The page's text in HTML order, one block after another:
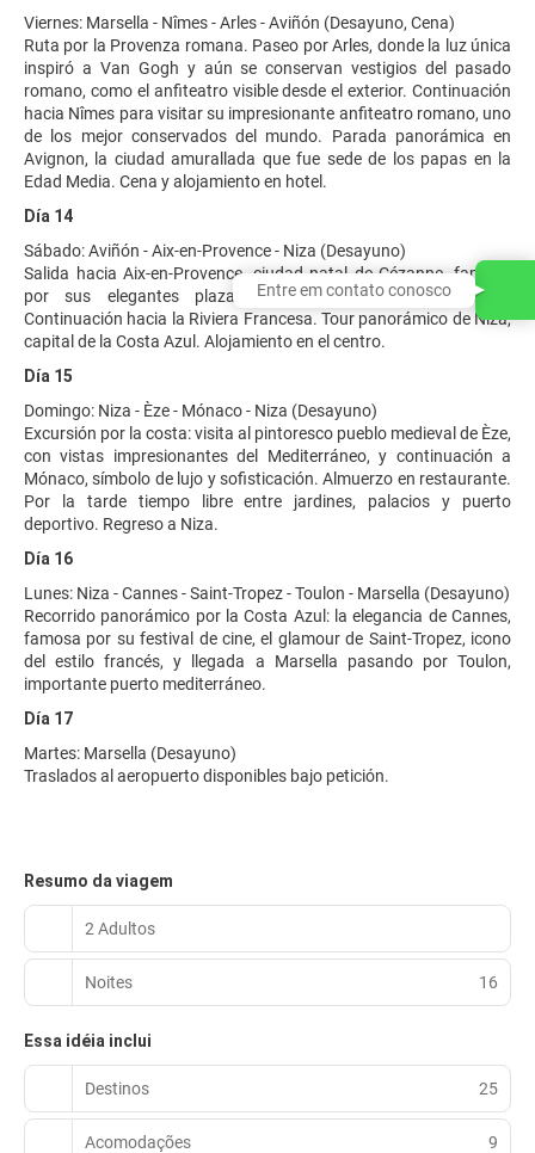
Viernes: Marsella - Nîmes - Arles - Aviñón (Desayuno, Cena)
Ruta por la Provenza romana. Paseo por Arles, donde la luz única
inspiró a Van Gogh y aún se conservan vestigios del pasado
romano, como el anfiteatro visible desde el exterior. Continuación
hacia Nîmes para visitar su impresionante anfiteatro romano, uno
de los mejor conservados del mundo. Parada panorámica en
Avignon, la ciudad amurallada que fue sede de los papas en la
Edad Media. Cena y alojamiento en hotel.
Día 14
Sábado: Aviñón - Aix-en-Provence - Niza (Desayuno)
Salida hacia Aix-en-Provence, ciudad natal de Cézanne, famosa
por sus elegantes plazas, fuentes y ambiente refinado.
Continuación hacia la Riviera Francesa. Tour panorámico de Niza,
capital de la Costa Azul. Alojamiento en el centro.
Día 15
Domingo: Niza - Èze - Mónaco - Niza (Desayuno)
Excursión por la costa: visita al pintoresco pueblo medieval de Èze,
con vistas impresionantes del Mediterráneo, y continuación a
Mónaco, símbolo de lujo y sofisticación. Almuerzo en restaurante.
Por la tarde tiempo libre entre jardines, palacios y puerto
deportivo. Regreso a Niza.
Día 16
Lunes: Niza - Cannes - Saint-Tropez - Toulon - Marsella (Desayuno)
Recorrido panorámico por la Costa Azul: la elegancia de Cannes,
famosa por su festival de cine, el glamour de Saint-Tropez, icono
del estilo francés, y llegada a Marsella pasando por Toulon,
importante puerto mediterráneo.
Día 17
Martes: Marsella (Desayuno)
Traslados al aeropuerto disponibles bajo petición.
Resumo da viagem
2 Adultos
Noites 16
Essa idéia inclui
Destinos 25
Acomodações 9
Entre em contato conosco